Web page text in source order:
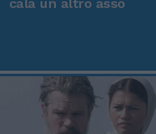
cala un altro asso